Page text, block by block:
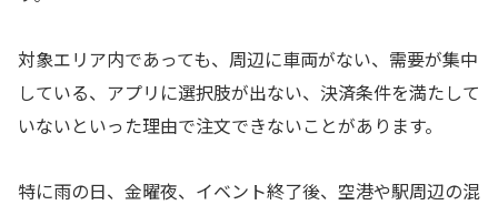
対象エリア内であっても、周辺に車両がない、需要が集中
している、アプリに選択肢が出ない、決済条件を満たして
いないといった理由で注文できないことがあります。
特に雨の日、金曜夜、イベント終了後、空港や駅周辺の混